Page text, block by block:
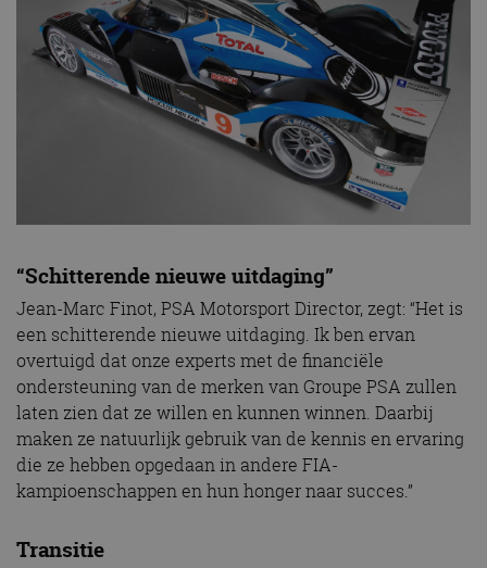
“Schitterende nieuwe uitdaging”
Jean-Marc Finot, PSA Motorsport Director, zegt: “Het is
een schitterende nieuwe uitdaging. Ik ben ervan
overtuigd dat onze experts met de financiële
ondersteuning van de merken van Groupe PSA zullen
laten zien dat ze willen en kunnen winnen. Daarbij
maken ze natuurlijk gebruik van de kennis en ervaring
die ze hebben opgedaan in andere FIA-
kampioenschappen en hun honger naar succes.”
Transitie